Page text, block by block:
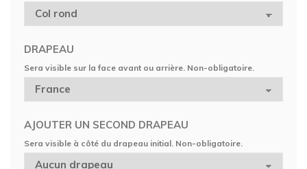
DRAPEAU
Sera visible sur la face avant ou arrière. Non-obligatoire.
AJOUTER UN SECOND DRAPEAU
Sera visible à côté du drapeau initial. Non-obligatoire.